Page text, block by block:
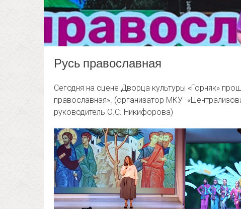
Русь православная
Сегодня на сцене Дворца культуры «Горняк»
православная». (организатор МКУ -
руководитель О.С. Никифорова)